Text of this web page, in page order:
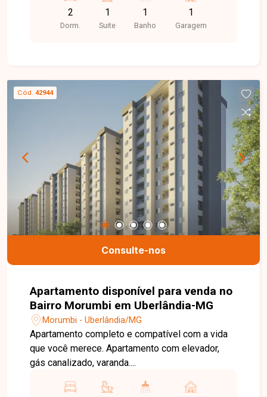
2
Dorm.
1
Suite
1
Banho
1
Garagem
Cód. 42944
Consulte-nos
Apartamento disponível para venda no
Bairro Morumbi em Uberlândia-MG
Morumbi - Uberlândia/MG
Apartamento completo e compatível com a vida
que você merece. Apartamento com elevador,
gás canalizado, varanda....